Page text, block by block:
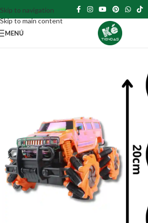
Skip to navigation
Skip to main content
MENÚ